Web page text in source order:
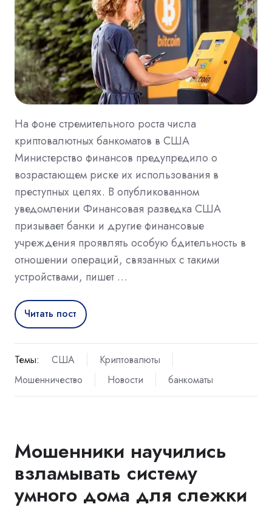
На фоне стремительного роста числа
криптовалютных банкоматов в США
Министерство финансов предупредило о
возрастающем риске их использования в
преступных целях. В опубликованном
уведомлении Финансовая разведка США
призывает банки и другие финансовые
учреждения проявлять особую бдительность в
отношении операций, связанных с такими
устройствами, пишет …
Читать пост
Темы: США
Криптовалюты
Мошенничество
Новости банкоматы
Мошенники научились
взламывать систему
умного дома для слежки